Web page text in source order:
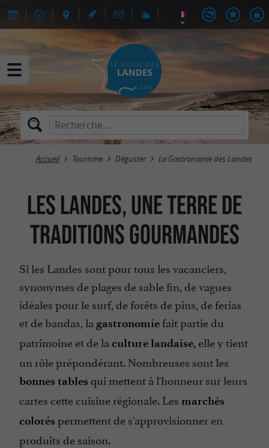
Accueil Tourisme Déguster La Gastronomie des Landes
Les Landes, Une terre de
traditions gourmandes
Si les Landes sont pour tous les vacanciers,
synonymes de plages de sable fin, de vagues
idéales pour le surf, de forêts de pins, de ferias
et de bandas, la gastronomie fait partie du
patrimoine et de la culture landaise, elle y tient
un rôle prépondérant. Nombreuses sont les
bonnes tables qui mettent à l'honneur sur leurs
cartes cette cuisine régionale. Les marchés
colorés permettent de s'approvisionner en
produits de saison.